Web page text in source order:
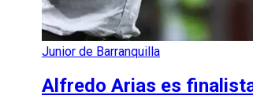
Junior de Barranquilla
Alfredo Arias es